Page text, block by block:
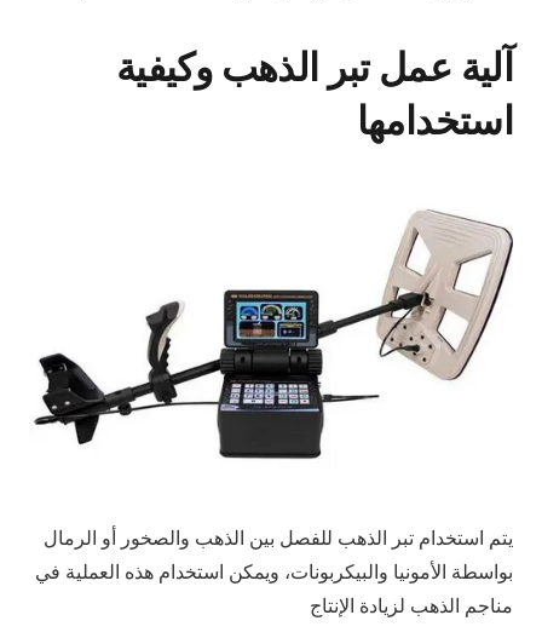
آلية عمل تبر الذهب وكيفية
استخدامها
يتم استخدام تبر الذهب للفصل بين الذهب والصخور أو الرمال
بواسطة الأمونيا والبيكربونات، ويمكن استخدام هذه العملية في
مناجم الذهب لزيادة الإنتاج